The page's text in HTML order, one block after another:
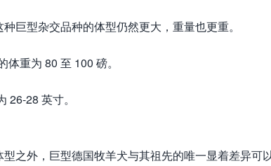
型杂交品种的体型仍然更大，重量也更重。
重为 80 至 100 磅。
28 英寸。
之外，巨型德国牧羊犬与其祖先的唯一显着差异可